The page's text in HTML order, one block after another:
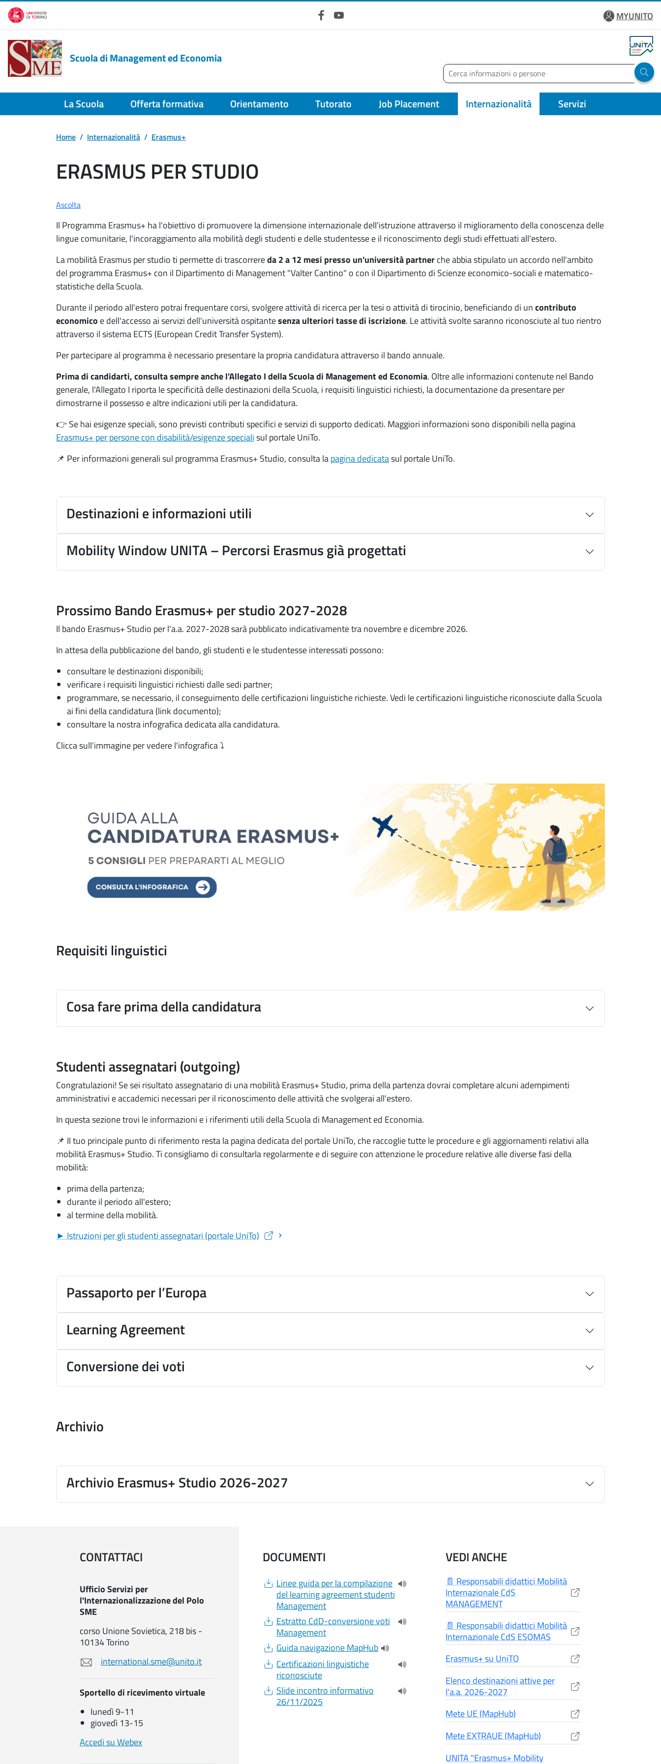
Salta al contenuto principale
FacebookYouTube
MYUNITO
Scuola di Management ed Economia
Cerca
Run
La Scuola Offerta formativa Orientamento Tutorato Job Placement Internazionalità Servizi
Home Internazionalità Erasmus+
ERASMUS PER STUDIO
Ascolta
Il Programma Erasmus+ ha l'obiettivo di promuovere la dimensione internazionale dell'istruzione attraverso il miglioramento della conoscenza delle
lingue comunitarie, l'incoraggiamento alla mobilità degli studenti e delle studentesse e il riconoscimento degli studi effettuati all'estero.
La mobilità Erasmus per studio ti permette di trascorrereda 2 a 12 mesi presso un'università partnerche abbia stipulato un accordo nell'ambito
del programma Erasmus+ con il Dipartimento di Management "Valter Cantino" o con il Dipartimento di Scienze economico-sociali e matematico-
statistiche della Scuola.
Durante il periodo all'estero potrai frequentare corsi, svolgere attività di ricerca per la tesi o attività di tirocinio, beneficiando di uncontributo
economico e dell'accesso ai servizi dell'università ospitantesenza ulteriori tasse di iscrizione. Le attività svolte saranno riconosciute al tuo rientro
attraverso il sistema ECTS (European Credit Transfer System).
Per partecipare al programma è necessario presentare la propria candidatura attraverso il bando annuale.
Prima di candidarti, consulta sempre anche l'Allegato I della Scuola di Management ed Economia. Oltre alle informazioni contenute nel Bando
generale, l'Allegato I riporta le specificità delle destinazioni della Scuola, i requisiti linguistici richiesti, la documentazione da presentare per
dimostrarne il possesso e altre indicazioni utili per la candidatura.
👉 Se hai esigenze speciali, sono previsti contributi specifici e servizi di supporto dedicati. Maggiori informazioni sono disponibili nella pagina
Erasmus+ per persone con disabilità/esigenze specialisul portale UniTo.
📌 Per informazioni generali sul programma Erasmus+ Studio, consulta lapagina dedicatasul portale UniTo.
Destinazioni e informazioni utili
Mobility Window UNITA – Percorsi Erasmus già progettati
Prossimo Bando Erasmus+ per studio 2027-2028
Il bando Erasmus+ Studio per l'a.a. 2027-2028 sarà pubblicato indicativamente tra novembre e dicembre 2026.
In attesa della pubblicazione del bando, gli studenti e le studentesse interessati possono:
consultare le destinazioni disponibili;
verificare i requisiti linguistici richiesti dalle sedi partner;
programmare, se necessario, il conseguimento delle certificazioni linguistiche richieste. Vedi le certificazioni linguistiche riconosciute dalla Scuola
ai fini della candidatura (link documento);
consultare la nostra infografica dedicata alla candidatura.
Clicca sull'immagine per vedere l'infografica ⤵️
Requisiti linguistici
Cosa fare prima della candidatura
Studenti assegnatari (outgoing)
Congratulazioni! Se sei risultato assegnatario di una mobilità Erasmus+ Studio, prima della partenza dovrai completare alcuni adempimenti
amministrativi e accademici necessari per il riconoscimento delle attività che svolgerai all'estero.
In questa sezione trovi le informazioni e i riferimenti utili della Scuola di Management ed Economia.
📌 Il tuo principale punto di riferimento resta la pagina dedicata del portale UniTo, che raccoglie tutte le procedure e gli aggiornamenti relativi alla
mobilità Erasmus+ Studio. Ti consigliamo di consultarla regolarmente e di seguire con attenzione le procedure relative alle diverse fasi della
mobilità:
prima della partenza;
durante il periodo all'estero;
al termine della mobilità.
► Istruzioni per gli studenti assegnatari (portale UniTo)
(apre una nuova finestra)
Passaporto per l’Europa
Learning Agreement
Conversione dei voti
Archivio
Archivio Erasmus+ Studio 2026-2027
CONTATTACI
Ufficio Servizi per
l'Internazionalizzazione del Polo
SME
corso Unione Sovietica, 218 bis -
10134 Torino
international.sme@unito.it
Sportello di ricevimento virtuale
lunedì 9-11
giovedì 13-15
Accedi su Webex
DOCUMENTI
Document
Linee guida per la compilazione
del learning agreement studenti
Management
(apre una nuova finestra)
Document
Estratto CdD-conversione voti
Management
(apre una nuova finestra)
Document
Guida navigazione MapHub
(apre una nuova finestra)
Document
Certificazioni linguistiche
riconosciute
(apre una nuova finestra)
Document
Slide incontro informativo
26/11/2025
(apre una nuova finestra)
VEDI ANCHE
📄 Responsabili didattici Mobilità
Internazionale CdS
MANAGEMENT
(apre una nuova finestra)
📄 Responsabili didattici Mobilità
Internazionale CdS ESOMAS
(apre una nuova finestra)
Erasmus+ su UniTO
(apre una nuova finestra)
Elenco destinazioni attive per
l'a.a. 2026-2027
(apre una nuova finestra)
Mete UE (MapHub)
(apre una nuova finestra)
Mete EXTRAUE (MapHub)
(apre una nuova finestra)
UNITA "Erasmus+ Mobility